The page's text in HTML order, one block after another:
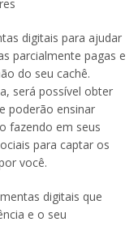
digitais para ajudar
parcialmente pagas e
do seu cachê.
será possível obter
poderão ensinar
fazendo em seus
para captar os
você.
digitais que
e o seu